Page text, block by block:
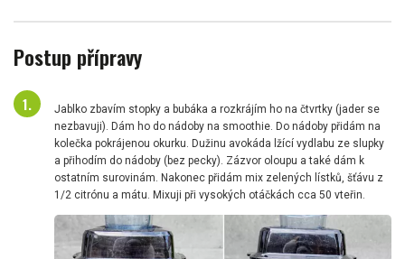
Postup přípravy
Jablko zbavím stopky a bubáka a rozkrájím ho na čtvrtky (jader se
nezbavuji). Dám ho do nádoby na smoothie. Do nádoby přidám na
kolečka pokrájenou okurku. Dužinu avokáda lžící vydlabu ze slupky
a přihodím do nádoby (bez pecky). Zázvor oloupu a také dám k
ostatním surovinám. Nakonec přidám mix zelených lístků, šťávu z
1/2 citrónu a mátu. Mixuji při vysokých otáčkách cca 50 vteřin.